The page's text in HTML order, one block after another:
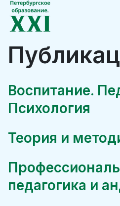
Воспитание.
Психология
Теория и
педагогика и